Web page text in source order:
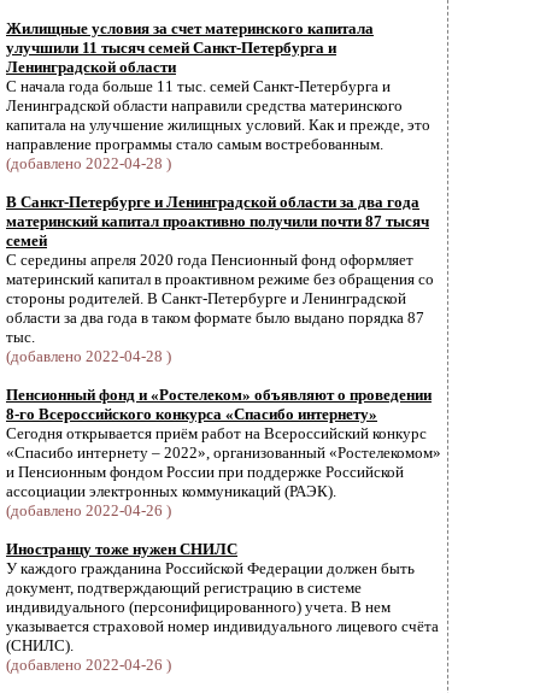
Жилищные условия за счет материнского капитала
улучшили 11 тысяч семей Санкт-Петербурга и
Ленинградской области
С начала года больше 11 тыс. семей Санкт-Петербурга и
Ленинградской области направили средства материнского
капитала на улучшение жилищных условий. Как и прежде, это
направление программы стало самым востребованным.
(добавлено 2022-04-28 )
В Санкт-Петербурге и Ленинградской области за два года
материнский капитал проактивно получили почти 87 тысяч
семей
С середины апреля 2020 года Пенсионный фонд оформляет
материнский капитал в проактивном режиме без обращения со
стороны родителей. В Санкт-Петербурге и Ленинградской
области за два года в таком формате было выдано порядка 87
тыс.
(добавлено 2022-04-28 )
Пенсионный фонд и «Ростелеком» объявляют о проведении
8-го Всероссийского конкурса «Спасибо интернету»
Сегодня открывается приём работ на Всероссийский конкурс
«Спасибо интернету – 2022», организованный «Ростелекомом»
и Пенсионным фондом России при поддержке Российской
ассоциации электронных коммуникаций (РАЭК).
(добавлено 2022-04-26 )
Иностранцу тоже нужен СНИЛС
У каждого гражданина Российской Федерации должен быть
документ, подтверждающий регистрацию в системе
индивидуального (персонифицированного) учета. В нем
указывается страховой номер индивидуального лицевого счёта
(СНИЛС).
(добавлено 2022-04-26 )